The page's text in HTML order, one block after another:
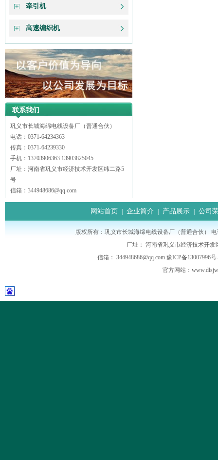
牵引机
高速编织机
联系我们
巩义市长城海绵电线设备厂（普通合伙）
电话：0371-64234363
传真：0371-64239330
手机：13703906363 13903825045
厂址：河南省巩义市经济技术开发区纬二路5
号
信箱：344948686@qq.com
网站首页 企业简介 产品展示 公司
版权所有：巩义市长城海绵电线设备厂（普通合伙）
厂址： 河南省巩义市经济技术开
信箱： 344948686@qq.com 豫ICP备13007996号
官方网站：